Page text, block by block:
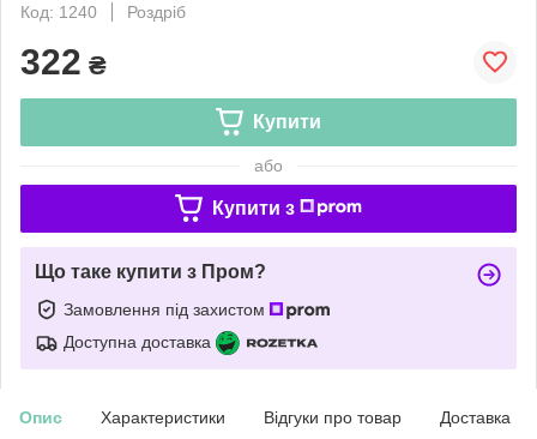
Код: 1240
Роздріб
322 ₴
Купити
або
Купити з
Що таке купити з Пром?
Замовлення під захистом
Доступна доставка
Опис Характеристики Відгуки про товар Доставка